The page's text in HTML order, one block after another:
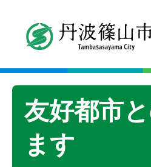
友好都市
ます